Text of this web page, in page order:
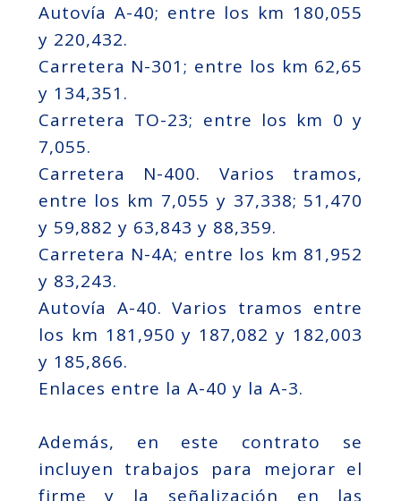
Autovía A-40; entre los km 180,055
y 220,432.
Carretera N-301; entre los km 62,65
y 134,351.
Carretera TO-23; entre los km 0 y
7,055.
Carretera N-400. Varios tramos,
entre los km 7,055 y 37,338; 51,470
y 59,882 y 63,843 y 88,359.
Carretera N-4A; entre los km 81,952
y 83,243.
Autovía A-40. Varios tramos entre
los km 181,950 y 187,082 y 182,003
y 185,866.
Enlaces entre la A-40 y la A-3.
Además, en este contrato se
incluyen trabajos para mejorar el
firme y la señalización en las